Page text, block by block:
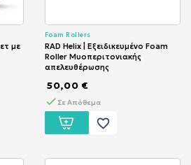
με
Foam Rollers
RAD Helix | Εξειδικευμένο Foam
Roller Μυοπεριτονιακής
απελευθέρωσης
50,00 €
Σε Απόθεμα
favorite_border